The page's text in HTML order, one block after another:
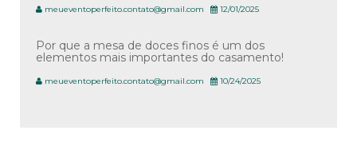
meueventoperfeito.contato@gmail.com 12/01/2025
Por que a mesa de doces finos é um dos
elementos mais importantes do casamento!
meueventoperfeito.contato@gmail.com 10/24/2025